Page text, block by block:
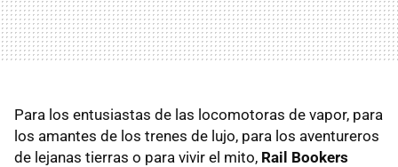
Para los entusiastas de las locomotoras de vapor, para
los amantes de los trenes de lujo, para los aventureros
de lejanas tierras o para vivir el mito, Rail Bookers